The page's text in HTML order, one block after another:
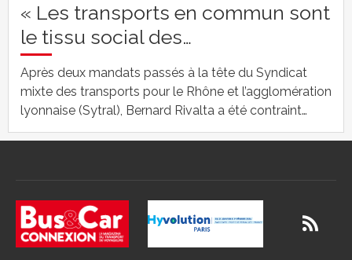
« Les transports en commun sont
le tissu social des…
Après deux mandats passés à la tête du Syndicat
mixte des transports pour le Rhône et l’agglomération
lyonnaise (Sytral), Bernard Rivalta a été contraint…